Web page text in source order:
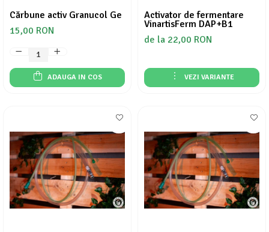
Cărbune activ Granucol Ge
15,00 RON
ADAUGA IN COS
Activator de fermentare
VinartisFerm DAP+B1
de la 22,00 RON
VEZI VARIANTE